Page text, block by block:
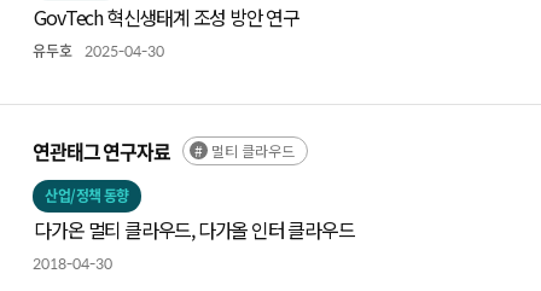
GovTech 혁신생태계 조성 방안 연구
유두호 2025-04-30
연관태그 연구자료 멀티 클라우드
산업/정책 동향
다가온 멀티 클라우드, 다가올 인터 클라우드
2018-04-30